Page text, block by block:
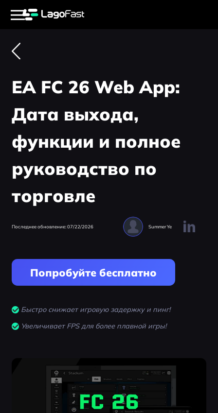
EA FC 26 Web App:
Дата выхода,
функции и полное
руководство по
торговле
Последнее обновление: 07/22/2026 Summer Ye
Попробуйте бесплатно
Быстро снижает игровую задержку и пинг!
Увеличивает FPS для более плавной игры!